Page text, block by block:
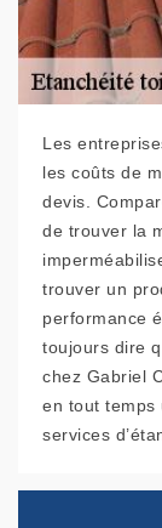
Les
les coûts de
devis.
de trouver la
trouver un
performance
toujours dire
chez Gabriel
en tout temps
services